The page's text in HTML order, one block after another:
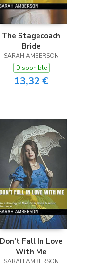
The Stagecoach
Bride
SARAH AMBERSON
Disponible
13,32 €
Don’t Fall In Love
With Me
SARAH AMBERSON